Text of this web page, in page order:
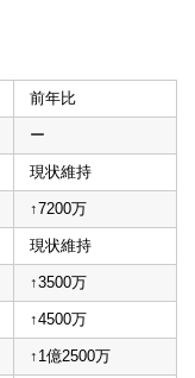
前年比
ー
現状維持
↑7200万
現状維持
↑3500万
↑4500万
↑1億2500万